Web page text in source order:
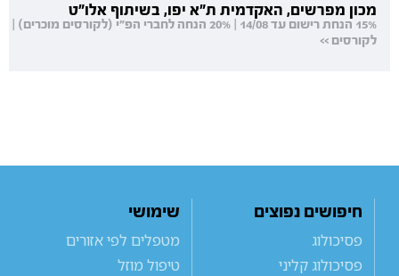
מכון מפרשים, האקדמית ת"א יפו, בשיתוף אלו"ט
15% הנחת רישום עד 14/08 | 20% הנחה לחברי הפ"י (לקורסים מוכרים) |
לקורסים >>
חיפושים נפוצים
פסיכולוג
פסיכולוג קליני
שימושי
מטפלים לפי אזורים
טיפול מוזל